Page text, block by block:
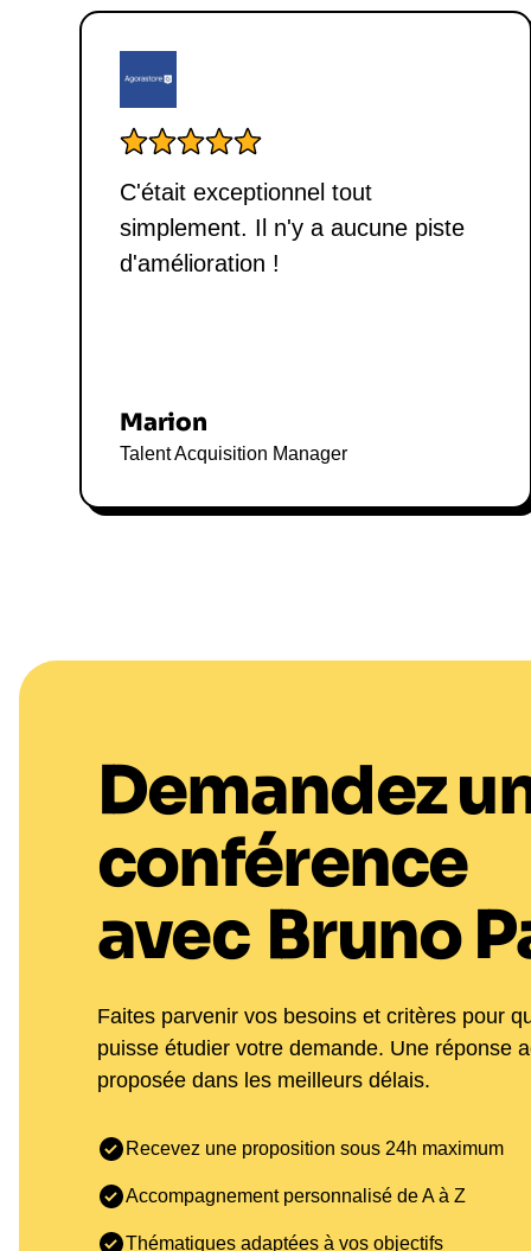
C'était exceptionnel tout
simplement. Il n'y a aucune piste
d'amélioration !
Marion
Talent Acquisition Manager
Demandez
conférence
avec Bruno
Faites parvenir vos besoins et critères pour
puisse étudier votre demande. Une réponse
proposée dans les meilleurs délais.
Recevez une proposition sous 24h maximum
Accompagnement personnalisé de A à Z
Thématiques adaptées à vos objectifs